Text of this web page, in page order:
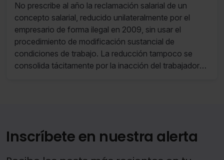
No prescribe al año la reclamación salarial de un
concepto salarial, reducido unilateralmente por el
empresario de forma ilegal en 2009, sin usar el
procedimiento de modificación sustancial de
condiciones de trabajo. La reducción tampoco se
consolida tácitamente por la inacción del trabajador
reclamar las cantidades vencidas, no cobradas, ni
Inscríbete en nuestra alerta